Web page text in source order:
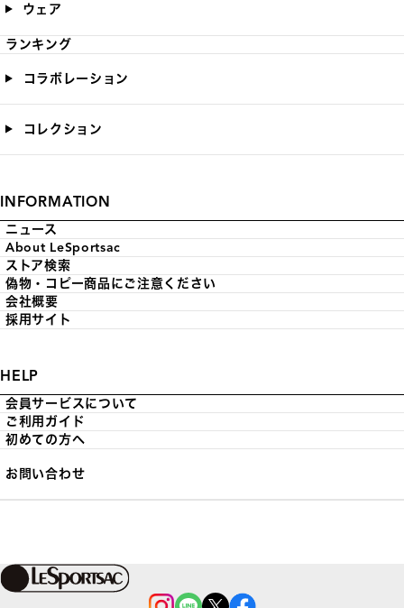
ウェア
ランキング
コラボレーション
コレクション
INFORMATION
ニュース
About LeSportsac
ストア検索
偽物・コピー商品にご注意ください
会社概要
採用サイト
HELP
会員サービスについて
ご利用ガイド
初めての方へ
お問い合わせ